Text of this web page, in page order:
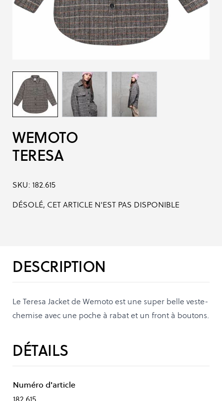
WEMOTO
TERESA
SKU: 182.615
DÉSOLÉ, CET ARTICLE N'EST PAS DISPONIBLE
DESCRIPTION
Le Teresa Jacket de Wemoto est une super belle veste-
chemise avec une poche à rabat et un front à boutons.
DÉTAILS
Numéro d'article